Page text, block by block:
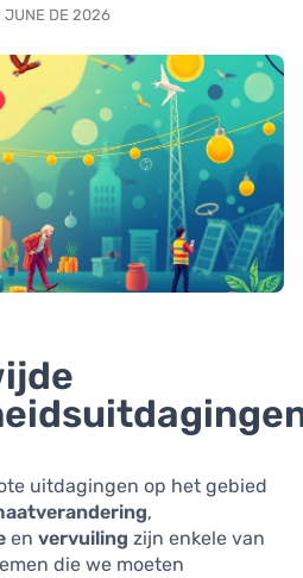
JUNE DE 2026
uitdagingen op het gebied
,
en vervuiling zijn enkele van
die we moeten